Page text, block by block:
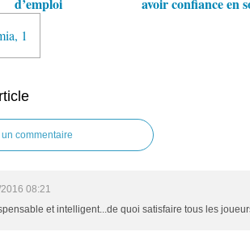
1
commentaire
08:21
et intelligent...de quoi satisfaire tous les